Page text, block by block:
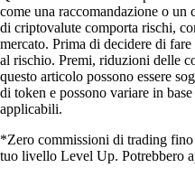
come una raccomandazione o
di criptovalute comporta rischi,
mercato. Prima di decidere di
al rischio. Premi, riduzioni delle
questo articolo possono essere
di token e possono variare in
applicabili.
*Zero commissioni di trading
tuo livello Level Up. Potrebbero